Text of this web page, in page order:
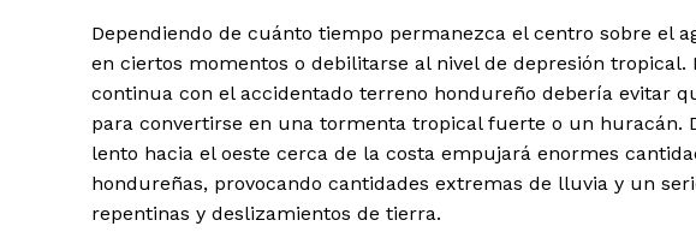
Dependiendo de cuánto tiempo permanezca el centro sobre el
en ciertos momentos o debilitarse al nivel de depresión
continua con el accidentado terreno hondureño debería evitar
para convertirse en una tormenta tropical fuerte o un huracán.
lento hacia el oeste cerca de la costa empujará enormes
hondureñas, provocando cantidades extremas de lluvia y un
repentinas y deslizamientos de tierra.